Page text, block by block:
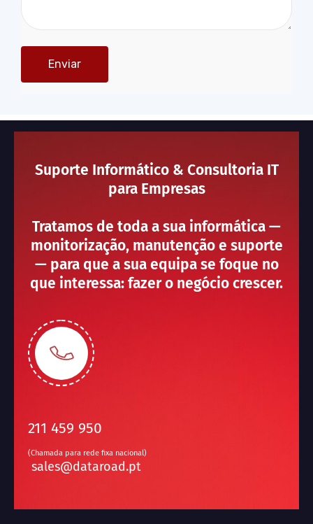
Suporte Informático & Consultoria IT
para Empresas
Tratamos de toda a sua informática —
monitorização, manutenção e suporte
— para que a sua equipa se foque no
que interessa: fazer o negócio crescer.
211 459 950
(Chamada para rede fixa nacional)
sales@dataroad.pt